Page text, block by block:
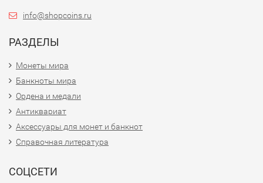
info@shopcoins.ru
РАЗДЕЛЫ
Монеты мира
Банкноты мира
Ордена и медали
Антиквариат
Аксессуары для монет и банкнот
Справочная литература
СОЦСЕТИ